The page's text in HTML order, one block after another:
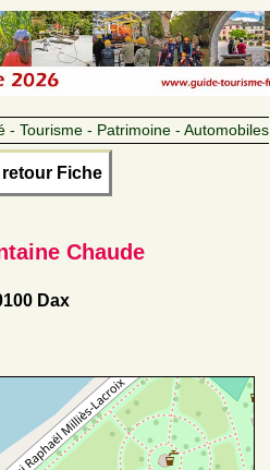
- Tourisme - Patrimoine - Automobiles
retour Fiche
Chaude
Dax